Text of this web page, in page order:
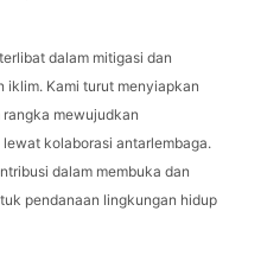
dalam mitigasi dan
iklim. Kami turut menyiapkan
mewujudkan
kolaborasi antarlembaga.
dalam membuka dan
pendanaan lingkungan hidup